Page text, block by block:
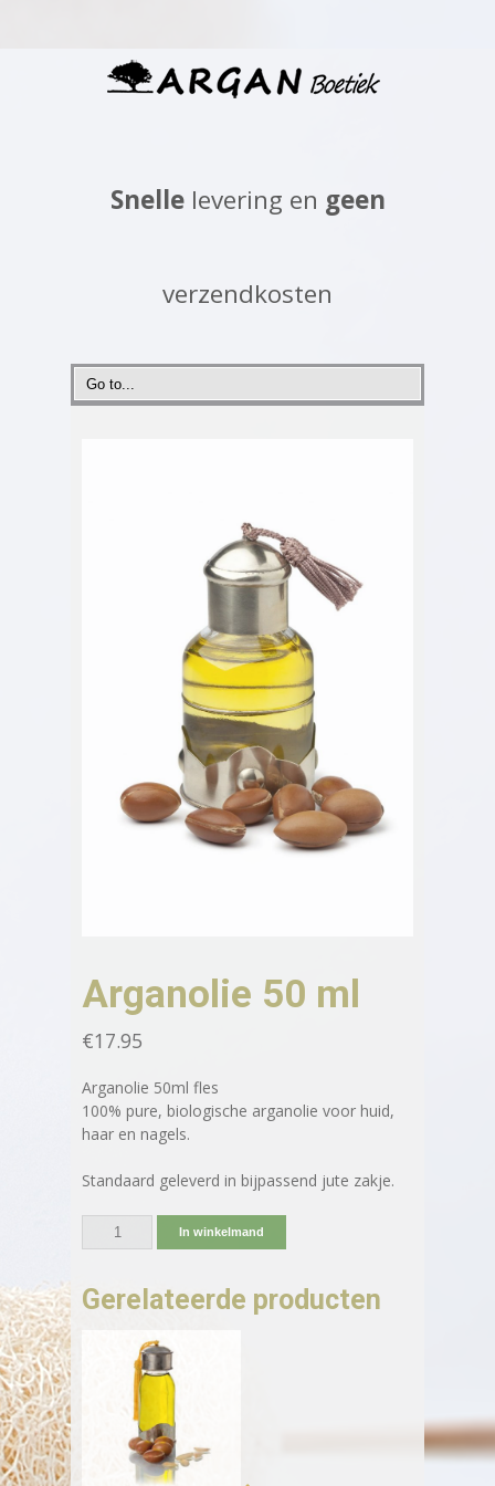
Snellelevering en geen
verzendkosten
Arganolie 50 ml
€17.95
Arganolie 50ml fles
100% pure, biologische arganolie voor huid,
haar en nagels.
Standaard geleverd in bijpassend jute zakje.
In winkelmand
Gerelateerde producten